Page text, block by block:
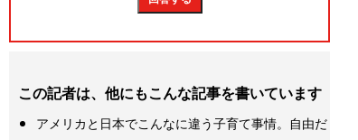
この記者は、他にもこんな記事を書いています
アメリカと日本でこんなに違う子育て事情。自由だ